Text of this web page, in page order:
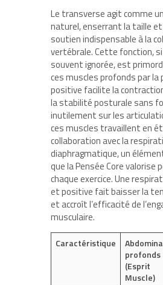
Le transverse agit comme
naturel, enserrant la taille
soutien indispensable à la
vertébrale. Cette fonction,
souvent ignorée, est
ces muscles profonds par la
positive facilite la
la stabilité posturale sans
inutilement sur les
ces muscles travaillent en
collaboration avec la
diaphragmatique, un
que la Pensée Core valorise
chaque exercice. Une
et positive fait baisser la
et accroît l’efficacité de
musculaire.
Caractéristique
profonds
(Esprit
Muscle)